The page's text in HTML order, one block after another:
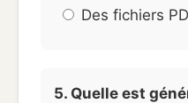
Des fichiers
5. Quelle est